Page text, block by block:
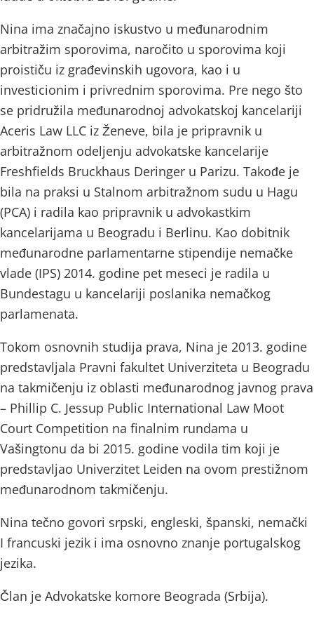
Nina ima značajno iskustvo u međunarodnim
arbitražim sporovima, naročito u sporovima koji
proističu iz građevinskih ugovora, kao i u
investicionim i privrednim sporovima. Pre nego što
se pridružila međunarodnoj advokatskoj kancelariji
Aceris Law LLC iz Ženeve, bila je pripravnik u
arbitražnom odeljenju advokatske kancelarije
Freshfields Bruckhaus Deringer u Parizu. Takođe je
bila na praksi u Stalnom arbitražnom sudu u Hagu
(PCA) i radila kao pripravnik u advokastkim
kancelarijama u Beogradu i Berlinu. Kao dobitnik
međunarodne parlamentarne stipendije nemačke
vlade (IPS) 2014. godine pet meseci je radila u
Bundestagu u kancelariji poslanika nemačkog
parlamenata.
Tokom osnovnih studija prava, Nina je 2013. godine
predstavljala Pravni fakultet Univerziteta u Beogradu
na takmičenju iz oblasti međunarodnog javnog prava
– Phillip C. Jessup Public International Law Moot
Court Competition na finalnim rundama u
Vašingtonu da bi 2015. godine vodila tim koji je
predstavljao Univerzitet Leiden na ovom prestižnom
međunarodnom takmičenju.
Nina tečno govori srpski, engleski, španski, nemački
I francuski jezik i ima osnovno znanje portugalskog
jezika.
Član je Advokatske komore Beograda (Srbija).